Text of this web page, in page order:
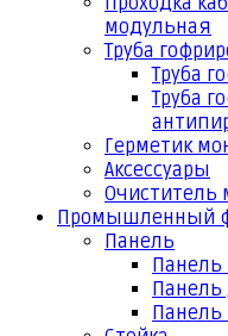
модульная
Труба
Труба
Труба
Герметик
Аксессуары
Очиститель
Промышленный
Панель
Панель
Панель
Панель